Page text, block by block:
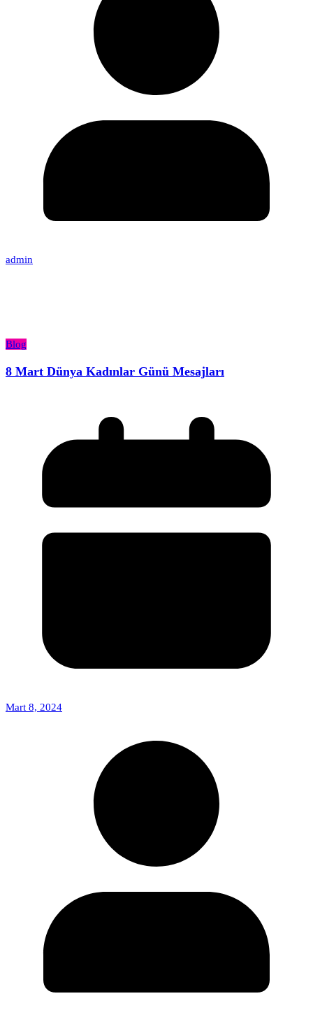
admin
Blog
8 Mart Dünya Kadınlar Günü Mesajları
Mart 8, 2024